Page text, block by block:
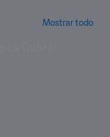
Mostrar todo